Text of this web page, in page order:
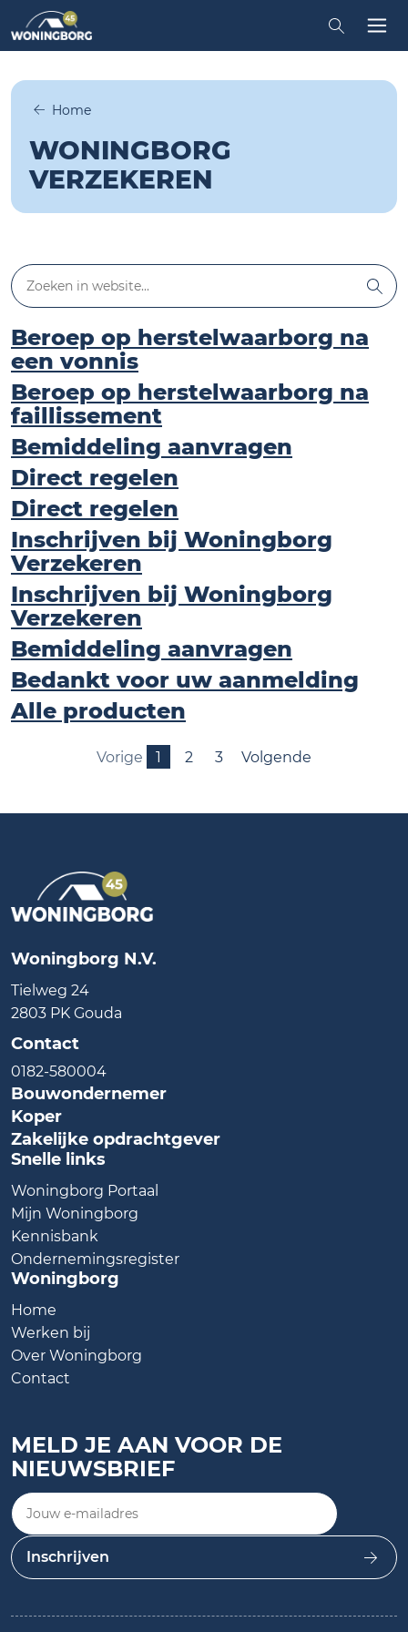
Zoeken
Home
WONINGBORG
VERZEKEREN
Zoeken in website
Beroep op herstelwaarborg na
een vonnis
Beroep op herstelwaarborg na
faillissement
Bemiddeling aanvragen
Direct regelen
Direct regelen
Inschrijven bij Woningborg
Verzekeren
Inschrijven bij Woningborg
Verzekeren
Bemiddeling aanvragen
Bedankt voor uw aanmelding
Alle producten
Vorige 1 2 3 Volgende
Woningborg N.V.
Tielweg 24
2803 PK Gouda
Contact
0182-580004
Bouwondernemer
Koper
Zakelijke opdrachtgever
Snelle links
Woningborg Portaal
Mijn Woningborg
Kennisbank
Ondernemingsregister
Woningborg
Home
Werken bij
Over Woningborg
Contact
MELD JE AAN VOOR DE
NIEUWSBRIEF
Jouw e-mailadres
Inschrijven